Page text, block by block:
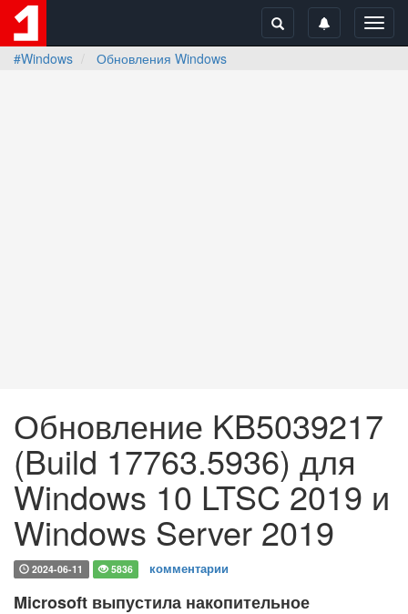
#Windows
Обновления Windows
Обновление KB5039217
(Build 17763.5936) для
Windows 10 LTSC 2019 и
Windows Server 2019
2024-06-11 5836 комментарии
Microsoft выпустила накопительное